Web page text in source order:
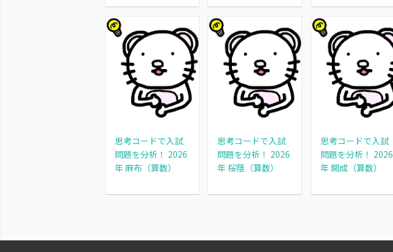
思考コードで入試
問題を分析！ 2026
年 麻布（算数）
思考コードで入試
問題を分析！ 2026
年 桜蔭（算数）
思考コードで入試
問題を分析！ 2026
年 開成（算数）